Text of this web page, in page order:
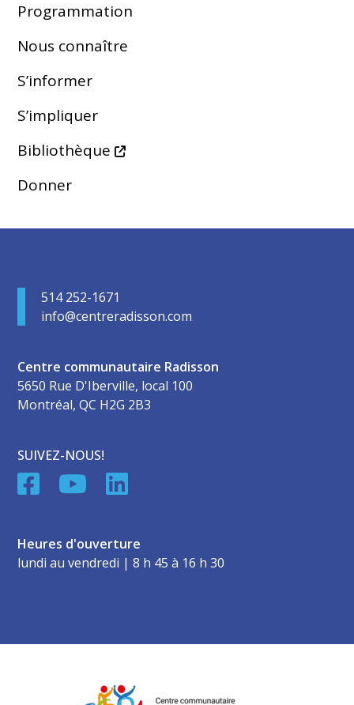
Programmation
Nous connaître
S’informer
S’impliquer
Bibliothèque
Donner
514 252-1671
info@centreradisson.com
Centre communautaire Radisson
5650 Rue D'Iberville, local 100
Montréal, QC H2G 2B3
SUIVEZ-NOUS!
Heures d'ouverture
lundi au vendredi | 8 h 45 à 16 h 30